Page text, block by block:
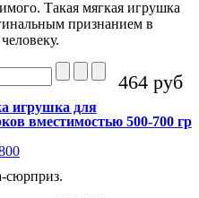
Такая мягкая игрушка
признанием в
464 руб
игрушка для
вместимостью 500-700 гр
сюрприз.